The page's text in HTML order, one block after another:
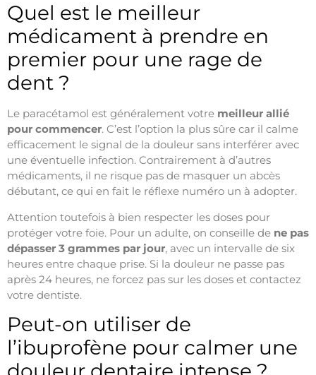
Quel est le meilleur
médicament à prendre en
premier pour une rage de
dent ?
Le paracétamol est généralement votre meilleur allié
pour commencer. C’est l’option la plus sûre car il calme
efficacement le signal de la douleur sans interférer avec
une éventuelle infection. Contrairement à d’autres
médicaments, il ne risque pas de masquer un abcès
débutant, ce qui en fait le réflexe numéro un à adopter.
Attention toutefois à bien respecter les doses pour
protéger votre foie. Pour un adulte, on conseille de ne pas
dépasser 3 grammes par jour, avec un intervalle de six
heures entre chaque prise. Si la douleur ne passe pas
après 24 heures, ne forcez pas sur les doses et contactez
votre dentiste.
Peut-on utiliser de
l’ibuprofène pour calmer une